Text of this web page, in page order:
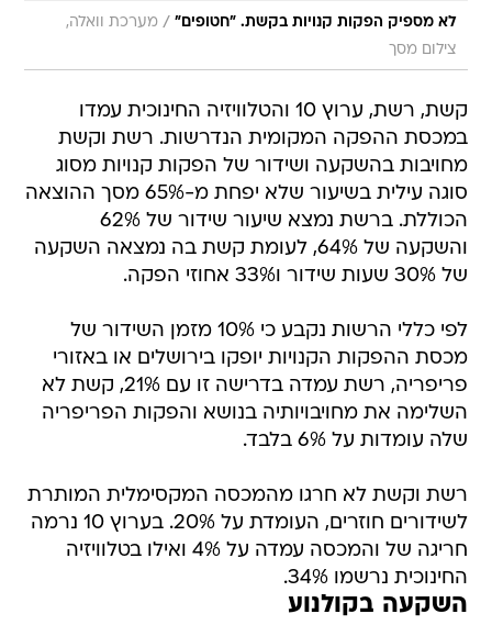
לא מספיק הפקות קנויות בקשת. "חטופים" / מערכת וואלה,
צילום מסך
קשת, רשת, ערוץ 10 והטלוויזיה החינוכית עמדו
במכסת ההפקה המקומית הנדרשות. רשת וקשת
מחויבות בהשקעה ושידור של הפקות קנויות מסוג
סוגה עילית בשיעור שלא יפחת מ-65% מסך ההוצאה
הכוללת. ברשת נמצא שיעור שידור של 62%
והשקעה של 64%, לעומת קשת בה נמצאה השקעה
של 30% שעות שידור ו33% אחוזי הפקה.
לפי כללי הרשות נקבע כי 10% מזמן השידור של
מכסת ההפקות הקנויות יופקו בירושלים או באזורי
פריפריה, רשת עמדה בדרישה זו עם 21%, קשת לא
השלימה את מחויבויותיה בנושא והפקות הפריפריה
שלה עומדות על 6% בלבד.
רשת וקשת לא חרגו מהמכסה המקסימלית המותרת
לשידורים חוזרים, העומדת על 20%. בערוץ 10 נרמה
חריגה של והמכסה עמדה על 4% ואילו בטלוויזיה
החינוכית נרשמו 34%.
השקעה בקולנוע